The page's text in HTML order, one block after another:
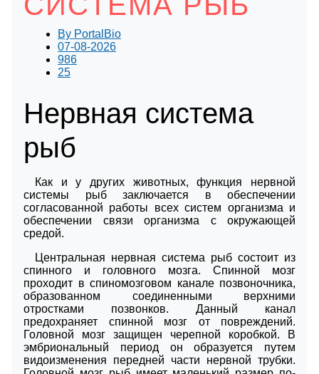
By PortalBio
07-08-2026
986
25
Нервная система
рыб
Как и у других животных, функция нервной
системы рыб заключается в обеспечении
согласованной работы всех систем организма и
обеспечении связи организма с окружающей
средой.
Центральная нервная система рыб состоит из
спинного и головного мозга. Спинной мозг
проходит в спиномозговом канале позвоночника,
образованном соединенными верхними
отростками позвонков. Данный канал
предохраняет спинной мозг от повреждений.
Головной мозг защищен черепной коробкой. В
эмбриональный период он образуется путем
видоизменения передней части нервной трубки.